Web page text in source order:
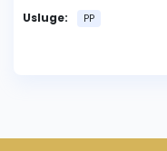
Usluge:
PP